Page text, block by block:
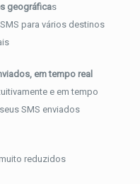
geográficas
para vários destinos
em tempo real
e em tempo
SMS enviados
reduzidos